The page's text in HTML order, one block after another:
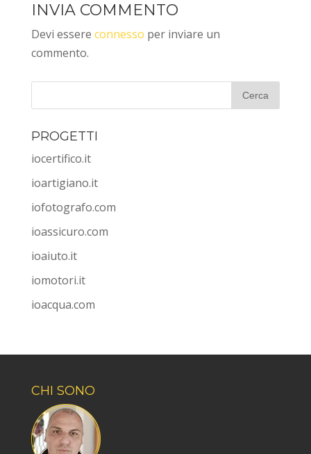
INVIA COMMENTO
Devi essere connesso per inviare un
commento.
PROGETTI
iocertifico.it
ioartigiano.it
iofotografo.com
ioassicuro.com
ioaiuto.it
iomotori.it
ioacqua.com
CHI SONO